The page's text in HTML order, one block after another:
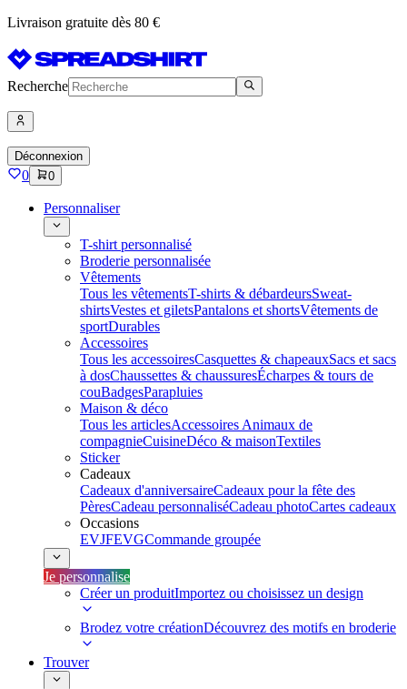
Livraison gratuite dès 80 €
Recherche
Déconnexion
0 0
Personnaliser
T-shirt personnalisé
Broderie personnalisée
Vêtements
Tous les vêtementsT-shirts & débardeursSweat-
shirtsVestes et giletsPantalons et shortsVêtements de
sportDurables
Accessoires
Tous les accessoiresCasquettes & chapeauxSacs et sacs
à dosChaussettes & chaussuresÉcharpes & tours de
couBadgesParapluies
Maison & déco
Tous les articlesAccessoires Animaux de
compagnieCuisineDéco & maisonTextiles
Sticker
Cadeaux
Cadeaux d'anniversaireCadeaux pour la fête des
PèresCadeau personnaliséCadeau photoCartes cadeaux
Occasions
EVJFEVGCommande groupée
Je personnalise
Créer un produitImportez ou choisissez un design
Brodez votre créationDécouvrez des motifs en broderie
Trouver